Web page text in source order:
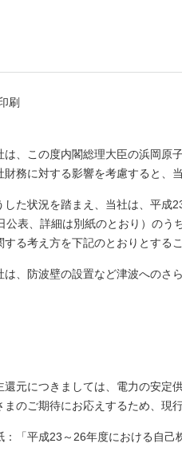
刷
は、この度内閣総理大臣の浜岡原
財務に対する影響を考慮すると、
した状況を踏まえ、当社は、平成
公表、詳細は別紙のとおり）のう
する考え方を下記のとおりとする
は、防波壁の設置など津波へのさ
還元につきましては、電力の安定
まのご期待にお応えするため、現
：「平成23～26年度における自